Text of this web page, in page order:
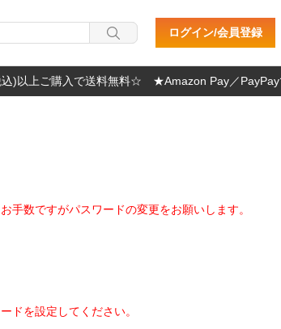
ログイン/会員登録
)以上ご購入で送料無料☆ ★Amazon Pay／
手数ですがパスワードの変更をお願いします。
ドを設定してください。